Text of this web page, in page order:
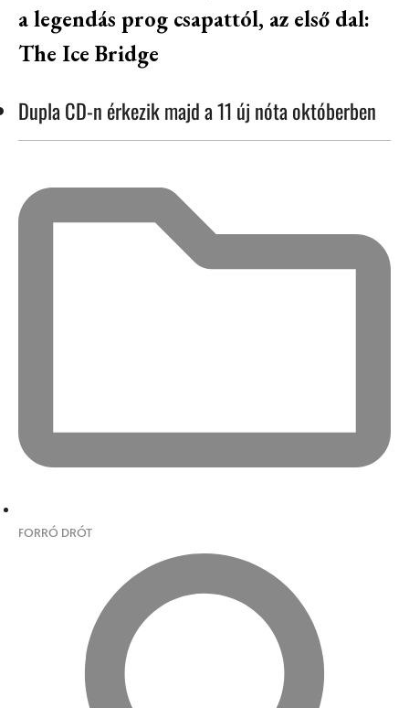
a legendás prog csapattól, az első dal:
The Ice Bridge
Dupla CD-n érkezik majd a 11 új nóta októberben
FORRÓ DRÓT